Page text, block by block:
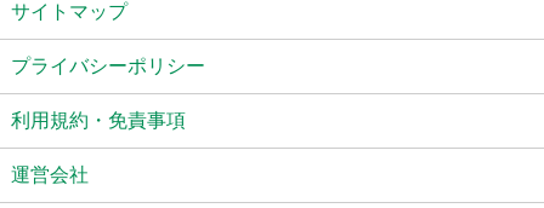
サイトマップ
プライバシーポリシー
利用規約・免責事項
運営会社